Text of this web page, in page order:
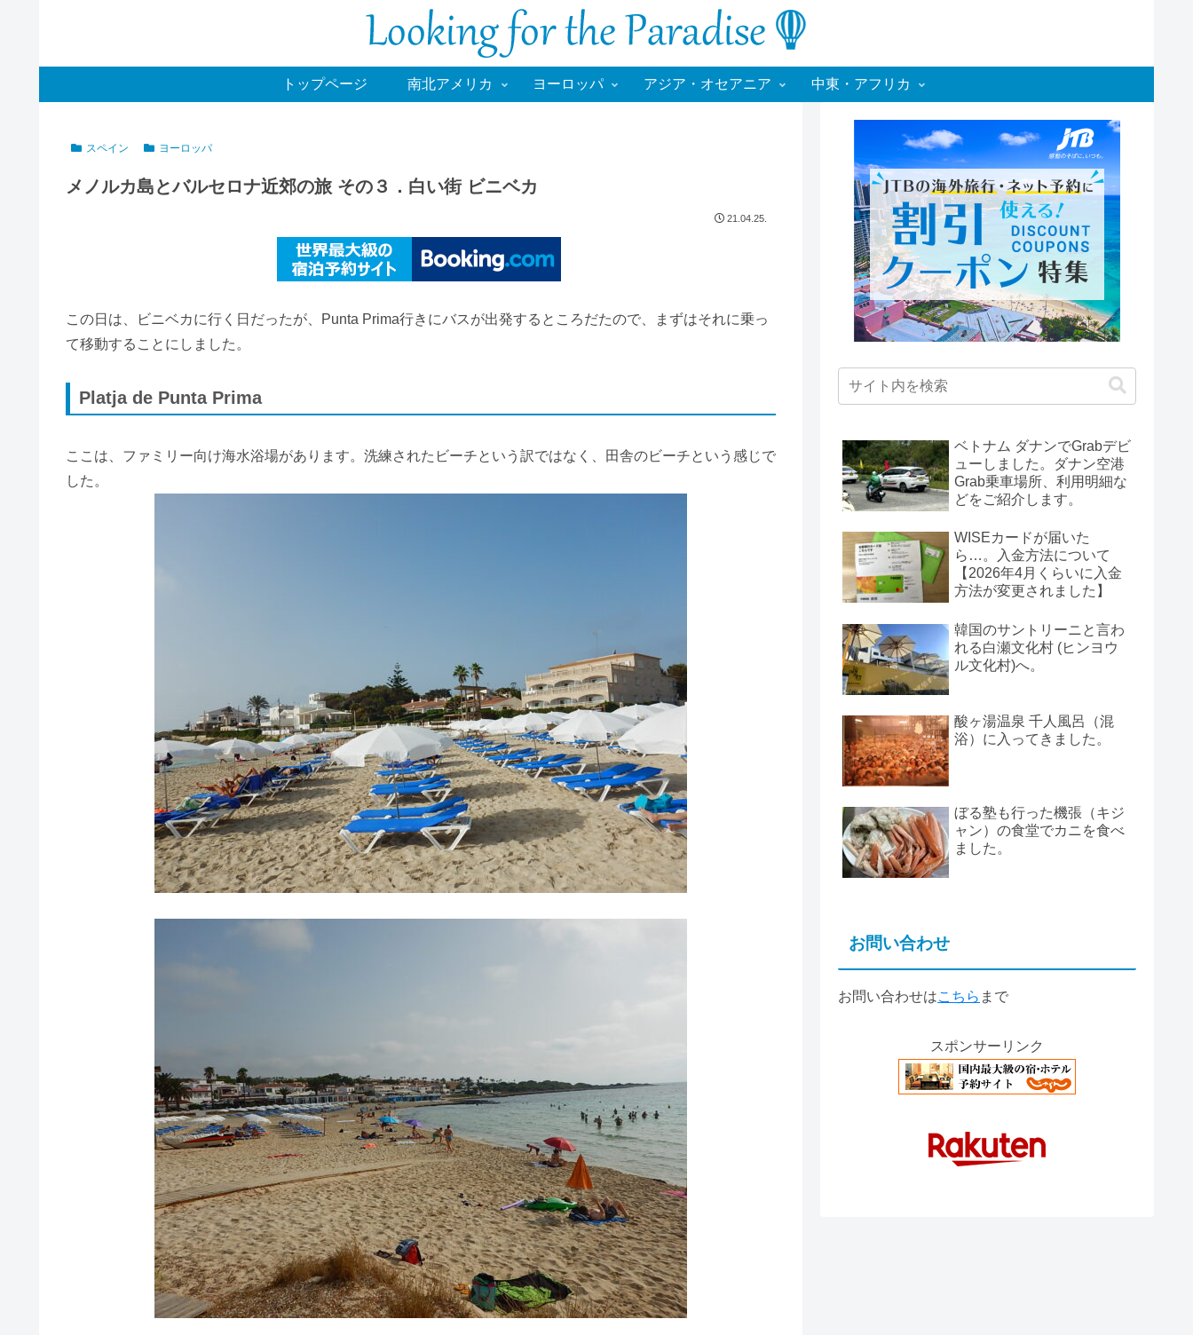
トップページ 南北アメリカ ヨーロッパ アジア・オセアニア 中東・アフリカ
スペイン ヨーロッパ
メノルカ島とバルセロナ近郊の旅 その３．白い街 ビニベカ
21.04.25.
この日は、ビニベカに行く日だったが、Punta Prima行きにバスが出発するところだたので、まずはそれに乗っ
て移動することにしました。
Platja de Punta Prima
ここは、ファミリー向け海水浴場があります。洗練されたビーチという訳ではなく、田舎のビーチという感じで
した。
ベトナム ダナンでGrabデビ
ューしました。ダナン空港
Grab乗車場所、利用明細な
どをご紹介します。
WISEカードが届いた
ら…。入金方法について
【2026年4月くらいに入金
方法が変更されました】
韓国のサントリーニと言わ
れる白瀬文化村 (ヒンヨウ
ル文化村)へ。
酸ヶ湯温泉 千人風呂（混
浴）に入ってきました。
ぼる塾も行った機張（キジ
ャン）の食堂でカニを食べ
ました。
お問い合わせ
お問い合わせはこちら まで
スポンサーリンク